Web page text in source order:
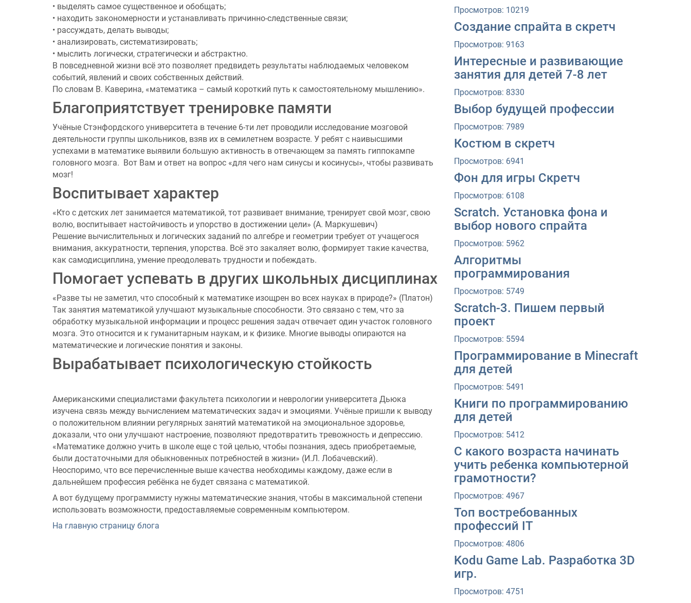
• выделять самое существенное и обобщать;
• находить закономерности и устанавливать причинно-следственные связи;
• рассуждать, делать выводы;
• анализировать, систематизировать;
• мыслить логически, стратегически и абстрактно.
В повседневной жизни всё это позволяет предвидеть результаты наблюдаемых человеком
событий, явлений и своих собственных действий.
По словам В. Каверина, «математика – самый короткий путь к самостоятельному мышлению».
Благоприятствует тренировке памяти
Учёные Стэнфордского университета в течение 6-ти лет проводили исследование мозговой
деятельности группы школьников, взяв их в семилетнем возрасте. У ребят с наивысшими
успехами в математике выявили большую активность в отвечающем за память гиппокампе
головного мозга. Вот Вам и ответ на вопрос «для чего нам синусы и косинусы», чтобы развивать
мозг!
Воспитывает характер
«Кто с детских лет занимается математикой, тот развивает внимание, тренирует свой мозг, свою
волю, воспитывает настойчивость и упорство в достижении цели» (А. Маркушевич)
Решение вычислительных и логических заданий по алгебре и геометрии требует от учащегося
внимания, аккуратности, терпения, упорства. Всё это закаляет волю, формирует такие качества,
как самодисциплина, умение преодолевать трудности и побеждать.
Помогает успевать в других школьных дисциплинах
«Разве ты не заметил, что способный к математике изощрен во всех науках в природе?» (Платон)
Так занятия математикой улучшают музыкальные способности. Это связано с тем, что за
обработку музыкальной информации и процесс решения задач отвечает один участок головного
мозга. Это относится и к гуманитарным наукам, и к физике. Многие выводы опираются на
математические и логические понятия и законы.
Вырабатывает психологическую стойкость
Американскими специалистами факультета психологии и неврологии университета Дьюка
изучена связь между вычислением математических задач и эмоциями. Учёные пришли к выводу
о положительном влиянии регулярных занятий математикой на эмоциональное здоровье,
доказали, что они улучшают настроение, позволяют предотвратить тревожность и депрессию.
«Математике должно учить в школе еще с той целью, чтобы познания, здесь приобретаемые,
были достаточными для обыкновенных потребностей в жизни» (И.Л. Лобачевский).
Неоспоримо, что все перечисленные выше качества необходимы каждому, даже если в
дальнейшем профессия ребёнка не будет связана с математикой.
А вот будущему программисту нужны математические знания, чтобы в максимальной степени
использовать возможности, предоставляемые современным компьютером.
На главную страницу блога
Просмотров: 10219
Создание спрайта в скретч
Просмотров: 9163
Интересные и развивающие
занятия для детей 7-8 лет
Просмотров: 8330
Выбор будущей профессии
Просмотров: 7989
Костюм в скретч
Просмотров: 6941
Фон для игры Скретч
Просмотров: 6108
Scratch. Установка фона и
выбор нового спрайта
Просмотров: 5962
Алгоритмы
программирования
Просмотров: 5749
Scratch-3. Пишем первый
проект
Просмотров: 5594
Программирование в Minecraft
для детей
Просмотров: 5491
Книги по программированию
для детей
Просмотров: 5412
С какого возраста начинать
учить ребенка компьютерной
грамотности?
Просмотров: 4967
Топ востребованных
профессий IT
Просмотров: 4806
Kodu Game Lab. Разработка 3D
игр.
Просмотров: 4751